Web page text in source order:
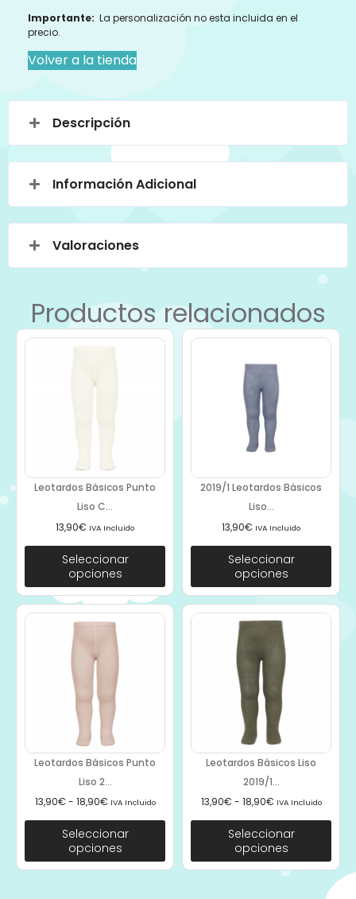
Importante: La personalización no esta incluida en el
precio.
Volver a la tienda
Descripción
Información Adicional
Valoraciones
Productos relacionados
Leotardos Básicos Punto
Liso C...
13,90€ IVA Incluido
Seleccionar
opciones
2019/1 Leotardos Básicos
Liso...
13,90€ IVA Incluido
Seleccionar
opciones
Leotardos Básicos Punto
Liso 2...
13,90€ - 18,90€ IVA Incluido
Seleccionar
opciones
Leotardos Básicos Liso
2019/1...
13,90€ - 18,90€ IVA Incluido
Seleccionar
opciones